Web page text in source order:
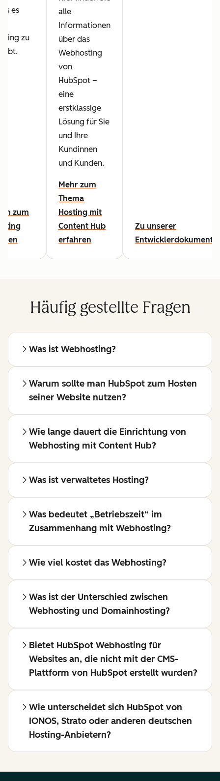
es
zu
gibt.
zum
alle
Informationen
über das
Webhosting
von
HubSpot –
eine
erstklassige
Lösung für Sie
und Ihre
Kundinnen
und Kunden.
Mehr zum
Thema
Hosting mit
Content Hub
erfahren
Zu unserer
Häufig gestellte Fragen
Was ist Webhosting?
Warum sollte man HubSpot zum Hosten
seiner Website nutzen?
Wie lange dauert die Einrichtung von
Webhosting mit Content Hub?
Was ist verwaltetes Hosting?
Was bedeutet „Betriebszeit“ im
Zusammenhang mit Webhosting?
Wie viel kostet das Webhosting?
Was ist der Unterschied zwischen
Webhosting und Domainhosting?
Bietet HubSpot Webhosting für
Websites an, die nicht mit der CMS-
Plattform von HubSpot erstellt wurden?
Wie unterscheidet sich HubSpot von
IONOS, Strato oder anderen deutschen
Hosting-Anbietern?